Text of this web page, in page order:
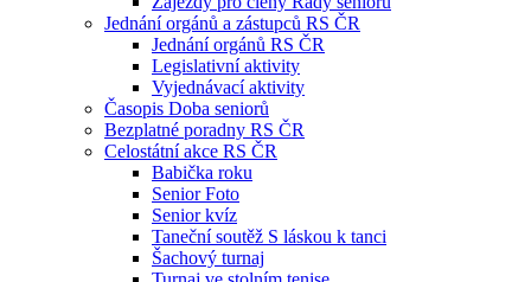
Jednání orgánů a zástupců RS ČR
Jednání orgánů RS ČR
Legislativní aktivity
Vyjednávací aktivity
Časopis Doba seniorů
Bezplatné poradny RS ČR
Celostátní akce RS ČR
Babička roku
Senior Foto
Senior kvíz
Taneční soutěž S láskou k tanci
Šachový turnaj